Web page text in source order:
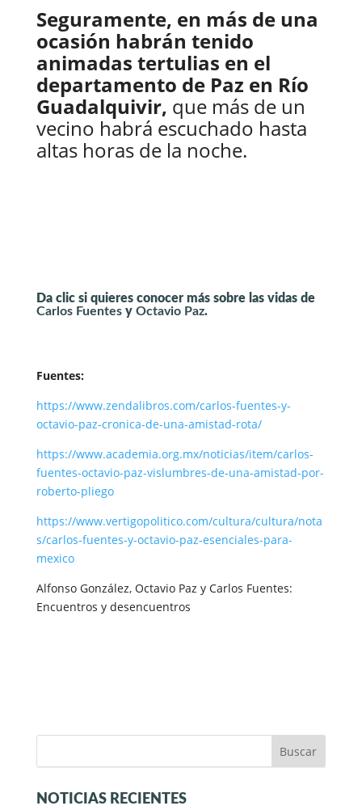
Seguramente, en más de una
ocasión habrán tenido
animadas tertulias en el
departamento de Paz en Río
Guadalquivir, que más de un
vecino habrá escuchado hasta
altas horas de la noche.
Da clic si quieres conocer más sobre las vidas de
Carlos Fuentes y Octavio Paz.
Fuentes:
https://www.zendalibros.com/carlos-fuentes-y-
octavio-paz-cronica-de-una-amistad-rota/
https://www.academia.org.mx/noticias/item/carlos-
fuentes-octavio-paz-vislumbres-de-una-amistad-por-
roberto-pliego
https://www.vertigopolitico.com/cultura/cultura/nota
s/carlos-fuentes-y-octavio-paz-esenciales-para-
mexico
Alfonso González, Octavio Paz y Carlos Fuentes:
Encuentros y desencuentros
NOTICIAS RECIENTES